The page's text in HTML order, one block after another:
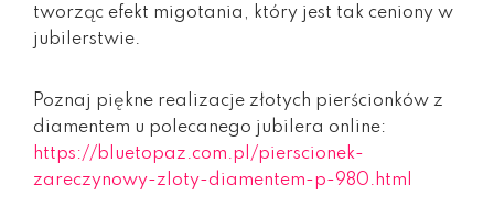
tworząc efekt migotania, który jest tak ceniony w
jubilerstwie.
Poznaj piękne realizacje złotych pierścionków z
diamentem u polecanego jubilera online:
https://bluetopaz.com.pl/pierscionek-
zareczynowy-zloty-diamentem-p-980.html